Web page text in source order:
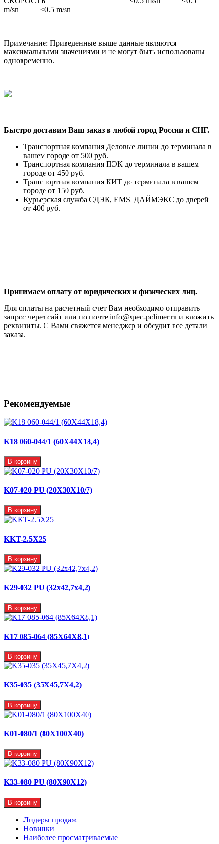
m/sn ≤0.5 m/sn
Примечание: Приведенные выше данные являются
максимальными значениями и не могут быть использованы
одновременно.
Быстро доставим Ваш заказ в любой город России и СНГ.
Транспортная компания Деловые линии до терминала в
вашем городе от 500 руб.
Транспортная компания ПЭК до терминала в вашем
городе от 450 руб.
Транспортная компания КИТ до терминала в вашем
городе от 150 руб.
Курьерская служба СДЭК, EMS, ДАЙМЭКС до дверей
от 400 руб.
Принимаем оплату от юридических и физических лиц.
Для оплаты на расчетный счет Вам необходимо отправить
запрос через сайт или по почте info@spec-polimer.ru и вложить
реквизиты. С Вами свяжется менеджер и обсудит все детали
заказа.
Рекомендуемые
K18 060-044/1 (60X44X18,4)
В корзину
K07-020 PU (20X30X10/7)
В корзину
KKT-2.5X25
В корзину
K29-032 PU (32x42,7x4,2)
В корзину
K17 085-064 (85X64X8,1)
В корзину
K35-035 (35X45,7X4,2)
В корзину
K01-080/1 (80X100X40)
В корзину
K33-080 PU (80X90X12)
В корзину
Лидеры продаж
Новинки
Наиболее просматриваемые